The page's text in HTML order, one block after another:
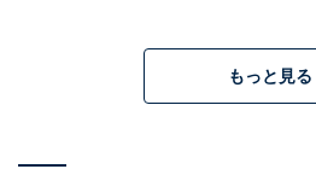
もっと見る